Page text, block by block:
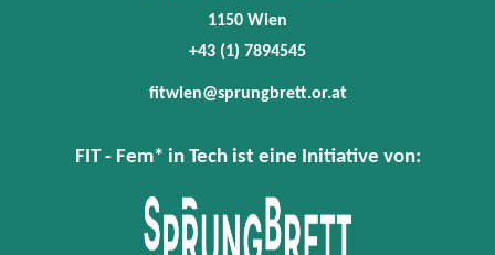
1150 Wien
+43 (1) 7894545
fitwien@sprungbrett.or.at
FIT - Fem* in Tech ist eine Initiative von: